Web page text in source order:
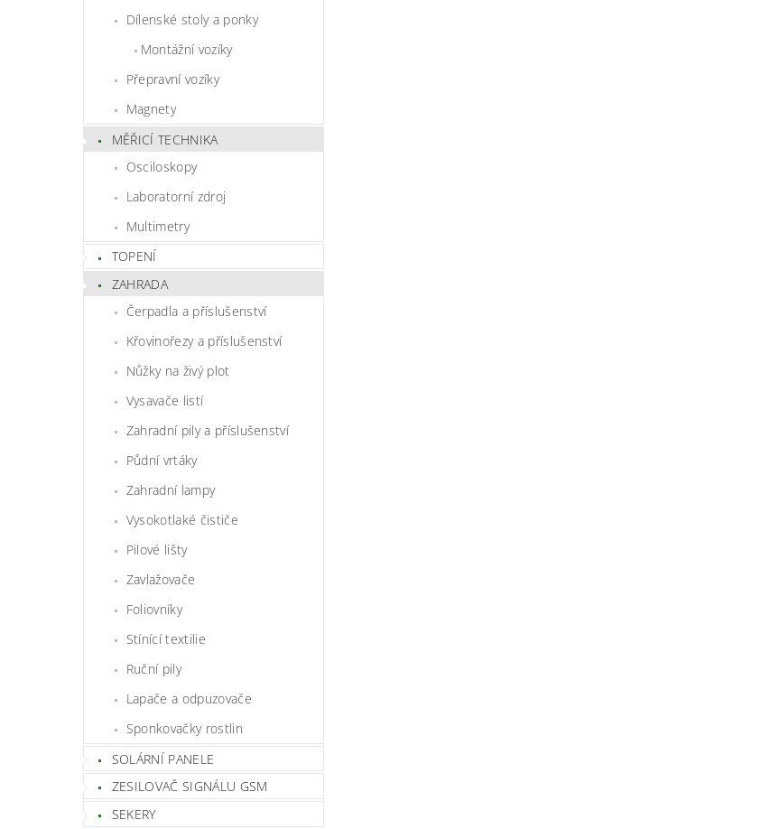
Dílenské stoly a ponky
Montážní vozíky
Přepravní vozíky
Magnety
MĚŘICÍ TECHNIKA
Osciloskopy
Laboratorní zdroj
Multimetry
TOPENÍ
ZAHRADA
Čerpadla a příslušenství
Křovinořezy a příslušenství
Nůžky na živý plot
Vysavače listí
Zahradní pily a příslušenství
Půdní vrtáky
Zahradní lampy
Vysokotlaké čističe
Pilové lišty
Zavlažovače
Foliovníky
Stínící textilie
Ruční pily
Lapače a odpuzovače
Sponkovačky rostlin
SOLÁRNÍ PANELE
ZESILOVAČ SIGNÁLU GSM
SEKERY